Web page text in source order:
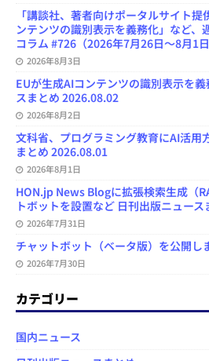
「講談社、著者向けポータルサイト
ンテンツの識別表示を義務化」など、
コラム #726（2026年7月26日～8月1日
2026年8月3日
EUが生成AIコンテンツの識別表示を
スまとめ 2026.08.02
2026年8月2日
文科省、プログラミング教育にAI活用
まとめ 2026.08.01
2026年8月1日
HON.jp News Blogに拡張検索生成（
トボットを設置など 日刊出版ニュー
2026年7月31日
チャットボット（ベータ版）を公開し
2026年7月30日
カテゴリー
国内ニュース